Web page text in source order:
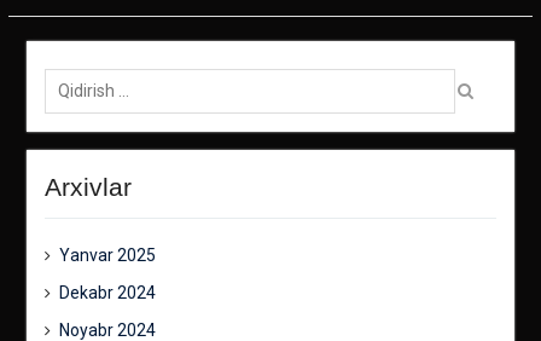
Qidirish:
Arxivlar
Yanvar 2025
Dekabr 2024
Noyabr 2024